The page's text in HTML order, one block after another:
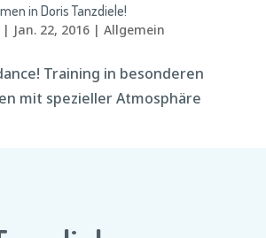
in Doris Tanzdiele!
| Jan. 22, 2016| Allgemein
Training in besonderen
mit spezieller Atmosphäre